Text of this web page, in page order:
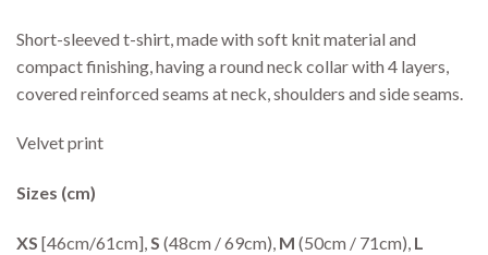
Short-sleeved t-shirt, made with soft knit material and
compact finishing, having a round neck collar with 4 layers,
covered reinforced seams at neck, shoulders and side seams.
Velvet print
Sizes (cm)
XS [46cm/61cm],S (48cm / 69cm), M (50cm / 71cm), L